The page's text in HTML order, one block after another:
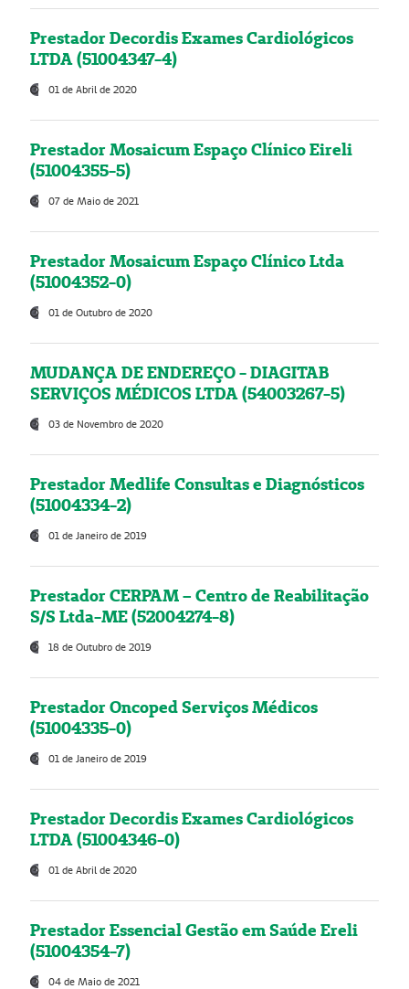
Prestador Decordis Exames Cardiológicos
LTDA (51004347-4)
01 de Abril de 2020
Prestador Mosaicum Espaço Clínico Eireli
(51004355-5)
07 de Maio de 2021
Prestador Mosaicum Espaço Clínico Ltda
(51004352-0)
01 de Outubro de 2020
MUDANÇA DE ENDEREÇO - DIAGITAB
SERVIÇOS MÉDICOS LTDA (54003267-5)
03 de Novembro de 2020
Prestador Medlife Consultas e Diagnósticos
(51004334-2)
01 de Janeiro de 2019
Prestador CERPAM – Centro de Reabilitação
S/S Ltda-ME (52004274-8)
18 de Outubro de 2019
Prestador Oncoped Serviços Médicos
(51004335-0)
01 de Janeiro de 2019
Prestador Decordis Exames Cardiológicos
LTDA (51004346-0)
01 de Abril de 2020
Prestador Essencial Gestão em Saúde Ereli
(51004354-7)
04 de Maio de 2021